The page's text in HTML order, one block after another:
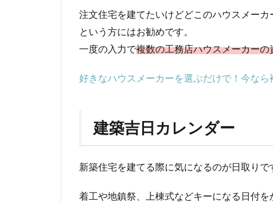
注文住宅を建てたいけどどこのハウスメーカ
という方にはお勧めです。
一度の入力で複数の工務店ハウスメーカーの
好きなハウスメーカーを選ぶだけで！今な
建築吉日カレンダー
新築住宅を建てる際に気になるのが日取りで
着工や地鎮祭、上棟式などキーになる日付